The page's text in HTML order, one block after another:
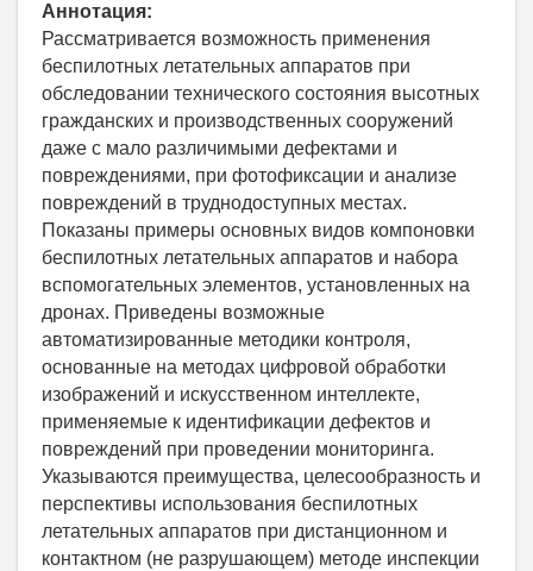
Аннотация:
Рассматривается возможность применения
беспилотных летательных аппаратов при
обследовании технического состояния высотных
гражданских и производственных сооружений
даже с мало различимыми дефектами и
повреждениями, при фотофиксации и анализе
повреждений в труднодоступных местах.
Показаны примеры основных видов компоновки
беспилотных летательных аппаратов и набора
вспомогательных элементов, установленных на
дронах. Приведены возможные
автоматизированные методики контроля,
основанные на методах цифровой обработки
изображений и искусственном интеллекте,
применяемые к идентификации дефектов и
повреждений при проведении мониторинга.
Указываются преимущества, целесообразность и
перспективы использования беспилотных
летательных аппаратов при дистанционном и
контактном (не разрушающем) методе инспекции